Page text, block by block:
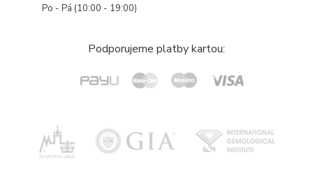
Po - Pá (10:00 - 19:00)
Podporujeme platby kartou: